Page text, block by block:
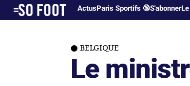
ActusParis Sportifs 🔞S'abonner
BELGIQUE
Le